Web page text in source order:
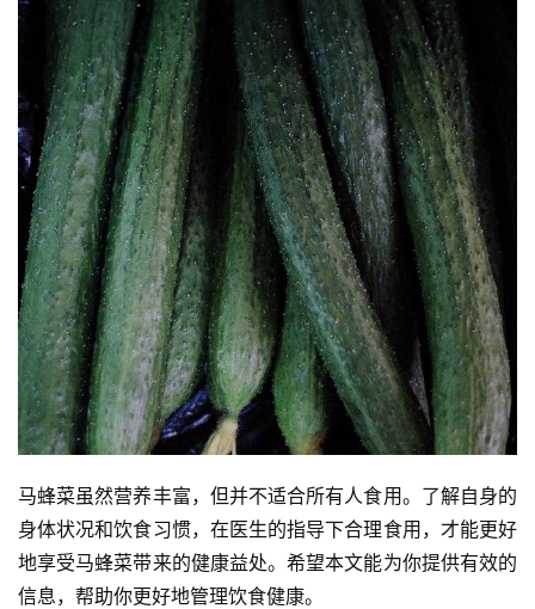
马蜂菜虽然营养丰富，但并不适合所有人食用。了解自身的
身体状况和饮食习惯，在医生的指导下合理食用，才能更好
地享受马蜂菜带来的健康益处。希望本文能为你提供有效的
信息，帮助你更好地管理饮食健康。